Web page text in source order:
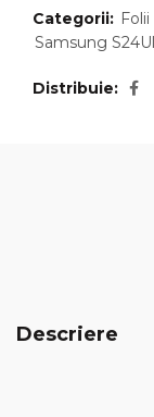
Categorii:
Samsung
Distribuie
Descriere